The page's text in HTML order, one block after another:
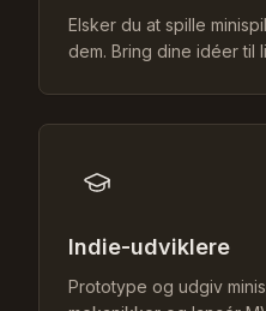
Elsker du at spille
dem. Bring dine idéer til
Indie-udviklere
Prototype og udgiv